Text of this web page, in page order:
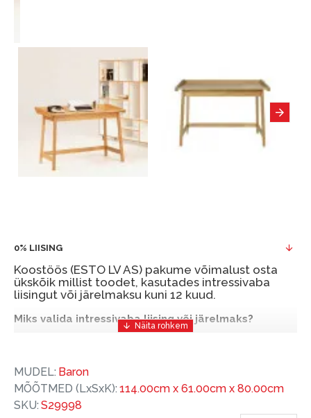
0% LIISING
Koostöös (ESTO LV AS) pakume võimalust osta
ükskõik millist toodet, kasutades intressivaba
liisingut või järelmaksu kuni 12 kuud.
Miks valida intressivaba liising või järelmaks?
teil vajalikud tooted kohe osta, kuid nende eest
hiljem tasuda.
MUDEL: Baron
MÕÕTMED (LxSxK): 114.00cm x 61.00cm x 80.00cm
SKU: S29998